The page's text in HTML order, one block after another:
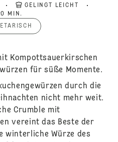
GELINGT LEICHT
MIN.
Kompottsauerkirschen
für süße Momente.
durch die
nicht mehr weit.
Crumble mit
vereint das Beste der
winterliche Würze des